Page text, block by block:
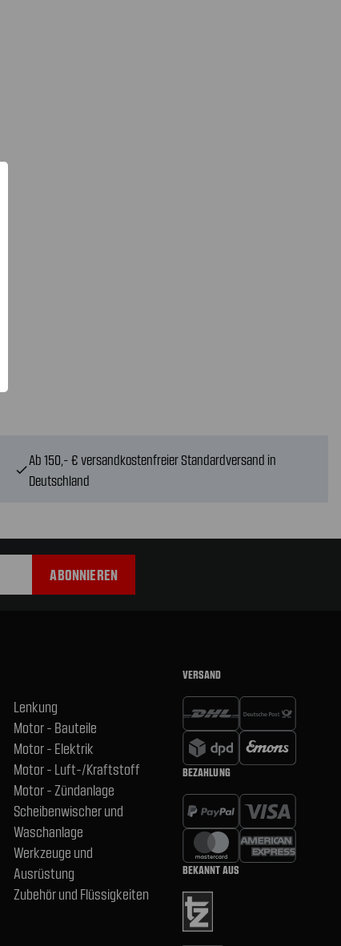
check
Ab 150,- € versandkostenfreier Standardversand in
Deutschland
Lenkung
Motor - Bauteile
Motor - Elektrik
Motor - Luft-/Kraftstoff
Motor - Zündanlage
Scheibenwischer und
Waschanlage
Werkzeuge und
Ausrüstung
Zubehör und Flüssigkeiten
VERSAND
BEZAHLUNG
BEKANNT AUS